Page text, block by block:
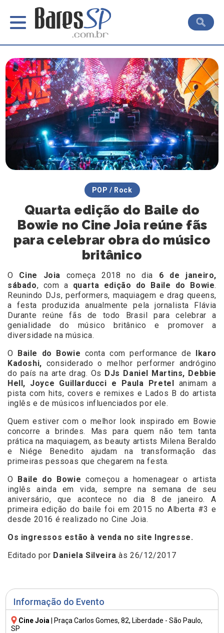
Informação do Evento
Cine Joia Praça Carlos Gomes, 82, Liberdade - São Paulo,
SP
POP / Rock
Quarta edição do Baile do
Bowie no Cine Joia reúne fãs
para celebrar obra do músico
britânico
O Cine Joia começa 2018 no dia 6 de janeiro,
sábado, com a quarta edição do Baile do Bowie.
Reunindo DJs, performers, maquiagem e drag queens,
a festa produzida anualmente pela jornalista Flávia
Durante reúne fãs de todo Brasil para celebrar a
genialidade do músico britânico e promover a
diversidade na música.
O
Baile do Bowie conta com performance de Ikaro
Kadoshi, considerado o melhor performer andrógino
do país na arte drag. Os DJs Daniel Martins, Debbie
Hell, Joyce Guillarducci e Paula Pretel animam a
pista com hits, covers e remixes e Lados B do artista
inglês e de músicos influenciados por ele.
Quem estiver com o melhor look inspirado em Bowie
concorre a brindes. Mas para quem não tem tanta
prática na maquiagem, as beauty artists Milena Beraldo
e Niége Benedito ajudam na transformação das
primeiras pessoas que chegarem na festa.
O
Baile do Bowiecomeçou a homenagear o artista
inglês ainda em vida, sempre na semana de seu
aniversário, que acontece no dia 8 de janeiro. A
primeira edição do baile foi em 2015 no Alberta #3 e
desde 2016 é realizado no Cine Joia.
Os ingressos estão à venda no site
Ingresse.
Editado por Daniela Silveira às 26/12/2017